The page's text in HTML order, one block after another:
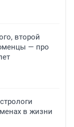
второй
— про
в жизни